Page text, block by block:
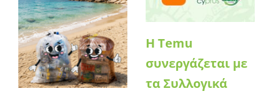
Η Temu
συνεργάζεται με
τα Συλλογικά